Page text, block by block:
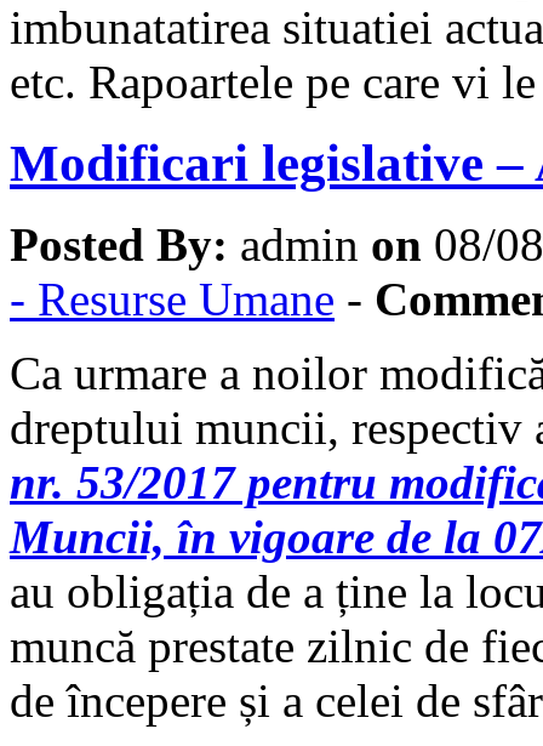
imbunatatirea situatiei
etc. Rapoartele pe care vi
Modificari legislative –
Posted By: admin on 08/
- Resurse Umane -
Ca urmare a noilor
dreptului muncii, respectiv
nr. 53/2017 pentru
Muncii, în vigoare de la
au obligația de a ține la
muncă prestate zilnic de
de începere și a celei de